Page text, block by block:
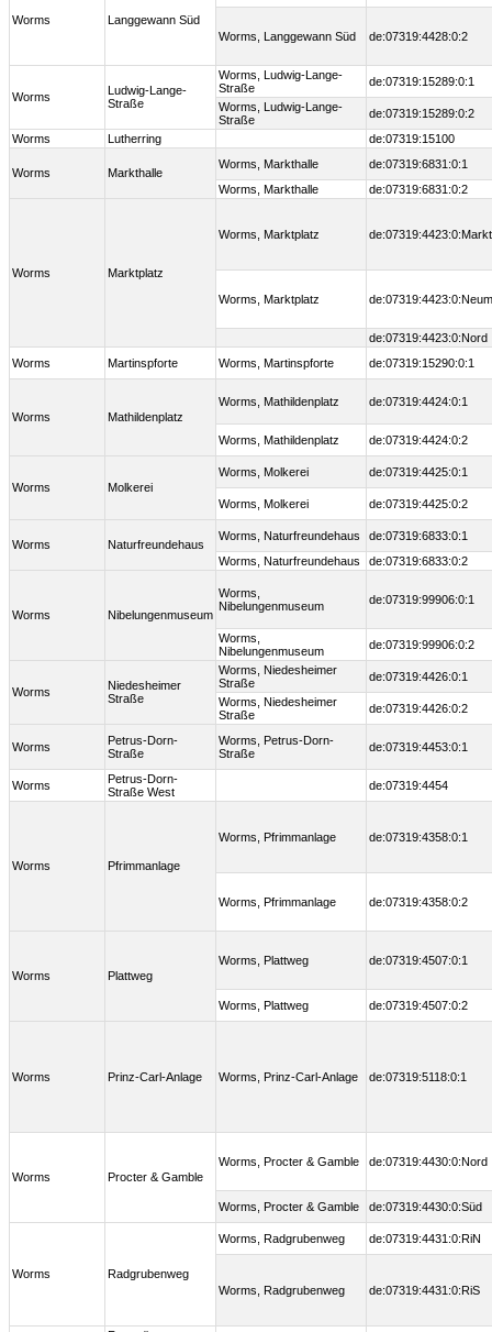
Worms Langgewann Süd
Worms, Langgewann Süd de:07319:4428:0:2
Worms
Ludwig-Lange-
Straße
Worms, Ludwig-Lange-
Straße
de:07319:15289:0:1
Worms, Ludwig-Lange-
Straße
de:07319:15289:0:2
Worms
Lutherring de:07319:15100
Worms Markthalle
Worms, Markthalle
de:07319:6831:0:1
Worms, Markthalle
de:07319:6831:0:2
Worms Marktplatz
Worms, Marktplatz de:07319:4423:0:Markt
Worms, Marktplatz
de:07319:4423:0:Nord
Worms
Martinspforte Worms, Martinspforte de:07319:15290:0:1
Worms Mathildenplatz
Worms, Mathildenplatz de:07319:4424:0:1
Worms, Mathildenplatz de:07319:4424:0:2
Worms Molkerei
Worms, Molkerei de:07319:4425:0:1
Worms, Molkerei de:07319:4425:0:2
Worms Naturfreundehaus
Worms, Naturfreundehaus
de:07319:6833:0:1
Worms, Naturfreundehaus
de:07319:6833:0:2
Worms Nibelungenmuseum
Worms,
Nibelungenmuseum
de:07319:99906:0:1
Worms,
Nibelungenmuseum
de:07319:99906:0:2
Worms
Niedesheimer
Straße
Worms, Niedesheimer
Straße
de:07319:4426:0:1
Worms, Niedesheimer
Straße
de:07319:4426:0:2
Worms
Petrus-Dorn-
Straße
Worms, Petrus-Dorn-
Straße
de:07319:4453:0:1
Worms
Petrus-Dorn-
Straße West
de:07319:4454
Worms Pfrimmanlage
Worms, Pfrimmanlage de:07319:4358:0:1
Worms, Pfrimmanlage de:07319:4358:0:2
Worms Plattweg
Worms, Plattweg de:07319:4507:0:1
Worms, Plattweg de:07319:4507:0:2
Worms Prinz-Carl-Anlage Worms, Prinz-Carl-Anlage de:07319:5118:0:1
Worms Procter & Gamble
Worms, Procter & Gamble de:07319:4430:0:Nord
Worms, Procter & Gamble de:07319:4430:0:Süd
Worms Radgrubenweg
Worms, Radgrubenweg de:07319:4431:0:RiN
Worms, Radgrubenweg de:07319:4431:0:RiS